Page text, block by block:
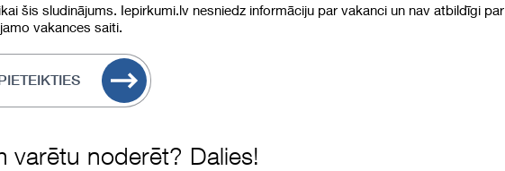
šis sludinājums. Iepirkumi.lv nesniedz informāciju par vakanci un nav atbildīgi par
vakances saiti.
varētu noderēt? Dalies!